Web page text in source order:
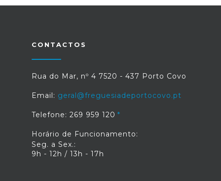
CONTACTOS
Rua do Mar, nº 4 7520 - 437 Porto Covo
Email: geral@freguesiadeportocovo.pt
Telefone: 269 959 120
Horário de Funcionamento:
Seg. a Sex.:
9h - 12h / 13h - 17h